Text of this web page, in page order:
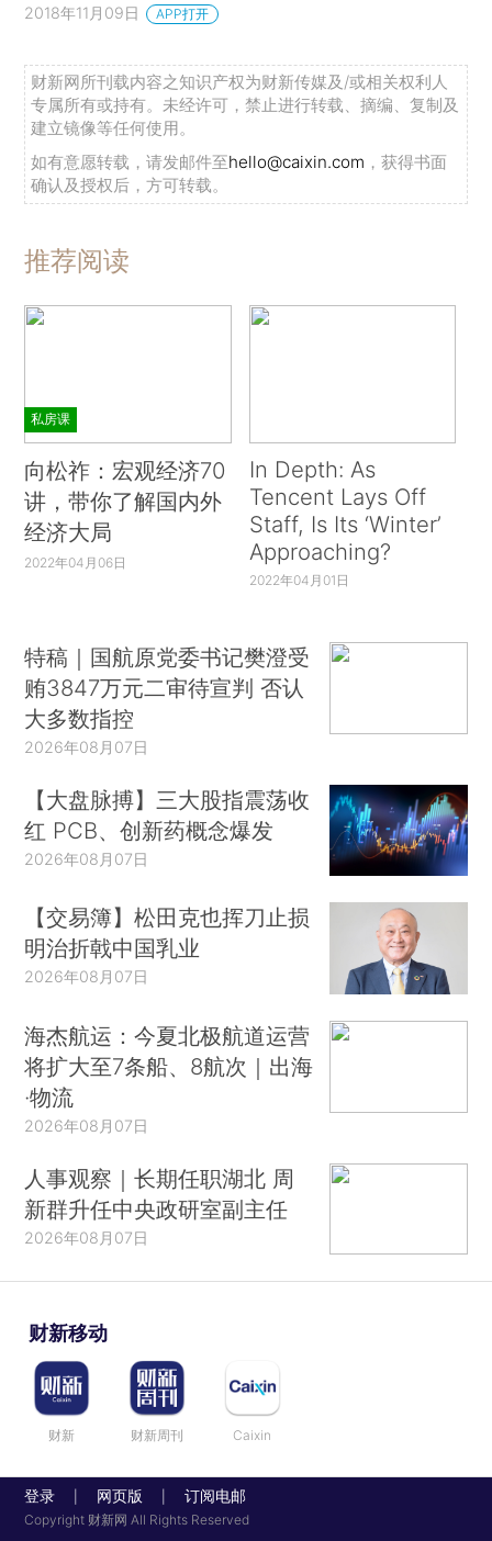
2018年11月09日 APP打开
财新网所刊载内容之知识产权为财新传媒及/或相关权利人
专属所有或持有。未经许可，禁止进行转载、摘编、复制及
建立镜像等任何使用。
如有意愿转载，请发邮件至hello@caixin.com ，获得书面
确认及授权后，方可转载。
推荐阅读
私房课
向松祚：宏观经济70
讲，带你了解国内外
经济大局
2022年04月06日
In Depth: As
Tencent Lays Off
Staff, Is Its ‘Winter’
Approaching?
2022年04月01日
特稿｜国航原党委书记樊澄受
贿3847万元二审待宣判 否认
大多数指控
2026年08月07日
【大盘脉搏】三大股指震荡收
红 PCB、创新药概念爆发
2026年08月07日
【交易簿】松田克也挥刀止损
明治折戟中国乳业
2026年08月07日
海杰航运：今夏北极航道运营
将扩大至7条船、8航次｜出海
·物流
2026年08月07日
人事观察｜长期任职湖北 周
新群升任中央政研室副主任
2026年08月07日
财新移动
财新 财新周刊 Caixin
登录 网页版 订阅电邮
Copyright 财新网 All Rights Reserved